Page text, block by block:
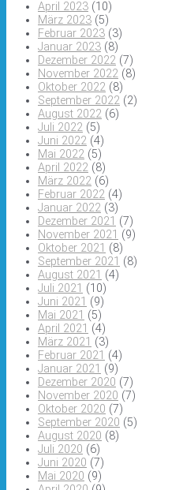
April 2023 (10)
März 2023 (5)
Februar 2023 (3)
Januar 2023 (8)
Dezember 2022 (7)
November 2022 (8)
Oktober 2022 (8)
September 2022 (2)
August 2022 (6)
Juli 2022 (5)
Juni 2022 (4)
Mai 2022 (5)
April 2022 (8)
März 2022 (6)
Februar 2022 (4)
Januar 2022 (3)
Dezember 2021 (7)
November 2021 (9)
Oktober 2021 (8)
September 2021 (8)
August 2021 (4)
Juli 2021 (10)
Juni 2021 (9)
Mai 2021 (5)
April 2021 (4)
März 2021 (3)
Februar 2021 (4)
Januar 2021 (9)
Dezember 2020 (7)
November 2020 (7)
Oktober 2020 (7)
September 2020 (5)
August 2020 (8)
Juli 2020 (6)
Juni 2020 (7)
Mai 2020 (9)